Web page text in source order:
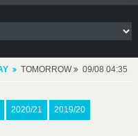
TOMORROW 09/08 04:35
2020/21 2019/20